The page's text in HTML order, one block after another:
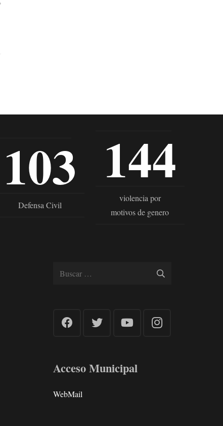
103
Defensa Civil
144
violencia por
motivos de genero
Buscar:
Acceso Municipal
WebMail